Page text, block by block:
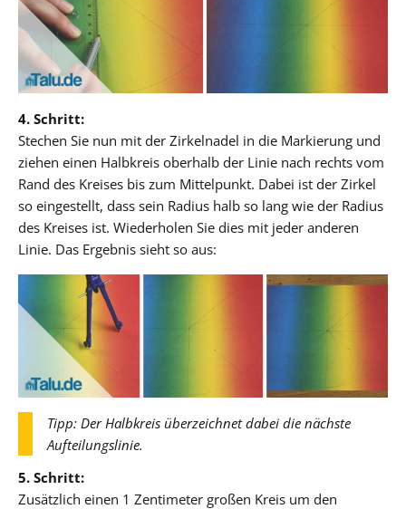
4. Schritt:
Stechen Sie nun mit der Zirkelnadel in die Markierung und
ziehen einen Halbkreis oberhalb der Linie nach rechts vom
Rand des Kreises bis zum Mittelpunkt. Dabei ist der Zirkel
so eingestellt, dass sein Radius halb so lang wie der Radius
des Kreises ist. Wiederholen Sie dies mit jeder anderen
Linie. Das Ergebnis sieht so aus:
Tipp: Der Halbkreis überzeichnet dabei die nächste
Aufteilungslinie.
5. Schritt:
Zusätzlich einen 1 Zentimeter großen Kreis um den